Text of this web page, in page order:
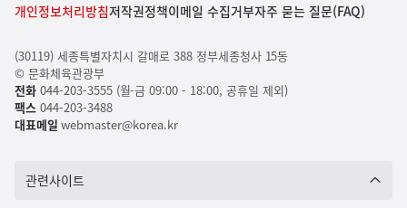
개인정보처리방침저작권정책이메일 수집거부자주 묻는 질문(FAQ)
(30119) 세종특별자치시 갈매로 388 정부세종청사 15동
© 문화체육관광부
전화044-203-3555 (월-금 09:00 - 18:00, 공휴일 제외)
팩스 044-203-3488
대표메일 webmaster@korea.kr
관련사이트